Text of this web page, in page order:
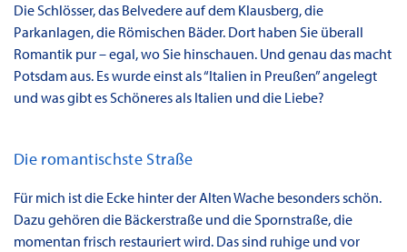
Die Schlösser, das Belvedere auf dem Klausberg, die
Parkanlagen, die Römischen Bäder. Dort haben Sie überall
Romantik pur – egal, wo Sie hinschauen. Und genau das macht
Potsdam aus. Es wurde einst als “Italien in Preußen” angelegt
und was gibt es Schöneres als Italien und die Liebe?
Die romantischste Straße
Für mich ist die Ecke hinter der Alten Wache besonders schön.
Dazu gehören die Bäckerstraße und die Spornstraße, die
momentan frisch restauriert wird. Das sind ruhige und vor